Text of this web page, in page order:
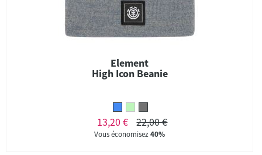
Element
High Icon Beanie
13,20 € 22,00 €
Vous économisez40%